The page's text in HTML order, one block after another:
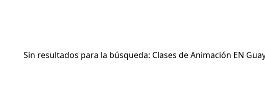
Sin resultados para la búsqueda: Clases de Animación EN